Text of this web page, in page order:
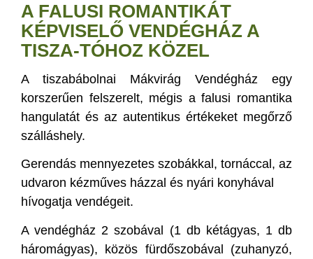
SERVICES
PROGRAMS (HU)
NEWS
ABOUT US
GET YOUR TICKET NOW!
A FALUSI ROMANTIKÁT
KÉPVISELŐ VENDÉGHÁZ A
TISZA-TÓHOZ KÖZEL
A tiszabábolnai Mákvirág Vendégház egy
korszerűen felszerelt, mégis a falusi romantika
hangulatát és az autentikus értékeket megőrző
szálláshely.
Gerendás mennyezetes szobákkal, tornáccal, az
udvaron kézműves házzal és nyári konyhával
hívogatja vendégeit.
A vendégház 2 szobával (1 db kétágyas, 1 db
háromágyas), közös fürdőszobával (zuhanyzó,